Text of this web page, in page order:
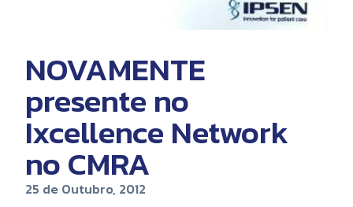
NOVAMENTE
presente no
Ixcellence Network
no CMRA
25 de Outubro, 2012